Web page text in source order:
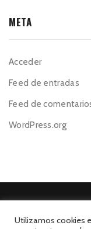
META
Acceder
Feed de entradas
Feed de
WordPress.org
Utilizamos cookies